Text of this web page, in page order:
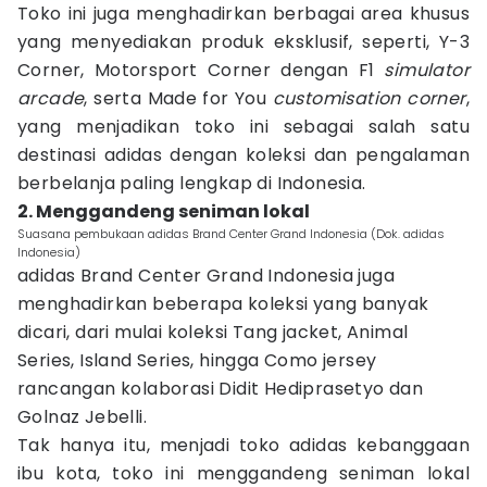
Toko ini juga menghadirkan berbagai area khusus
yang menyediakan produk eksklusif, seperti, Y-3
Corner, Motorsport Corner dengan F1 simulator
arcade, serta Made for You customisation corner,
yang menjadikan toko ini sebagai salah satu
destinasi adidas dengan koleksi dan pengalaman
berbelanja paling lengkap di Indonesia.
2. Menggandeng seniman lokal
Suasana pembukaan adidas Brand Center Grand Indonesia (Dok. adidas
Indonesia)
adidas Brand Center Grand Indonesia juga
menghadirkan beberapa koleksi yang banyak
dicari, dari mulai koleksi Tang jacket, Animal
Series, Island Series, hingga Como jersey
rancangan kolaborasi Didit Hediprasetyo dan
Golnaz Jebelli.
Tak hanya itu, menjadi toko adidas kebanggaan
ibu kota, toko ini menggandeng seniman lokal